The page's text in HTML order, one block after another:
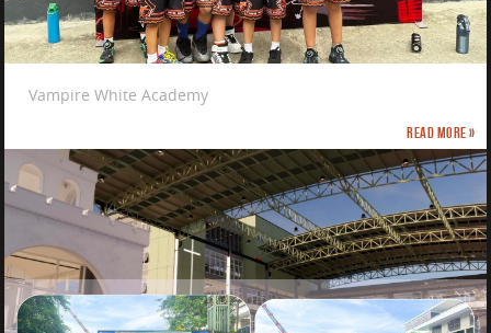
Vampire White Academy
Read more »